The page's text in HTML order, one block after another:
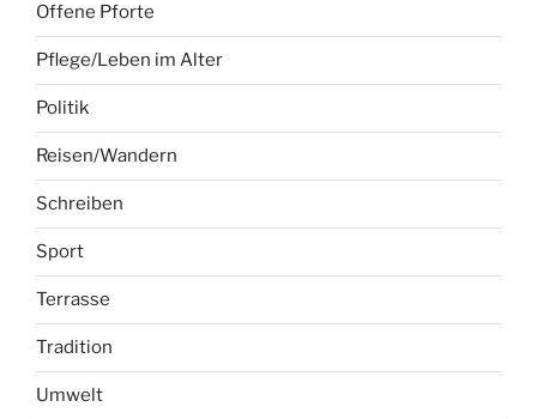
Offene Pforte
Pflege/Leben im Alter
Politik
Reisen/Wandern
Schreiben
Sport
Terrasse
Tradition
Umwelt